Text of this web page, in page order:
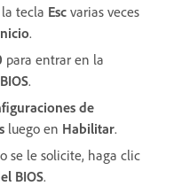
tecla Esc varias veces
.
para entrar en la
.
de
luego en Habilitar.
se le solicite, haga clic
BIOS.